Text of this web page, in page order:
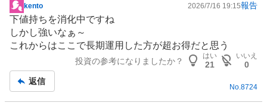
掲
示
板
記
kento 2026/7/16 19:15報告
下値持ちを消化中ですね
しかし強いなぁ～
これからはここで長期運用した方が超お得だと思う
投資の参考になりましたか？
はい
21
いいえ
0
返信
No.8724